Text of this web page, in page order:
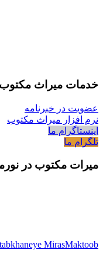
خدمات میراث مکتوب
عضویت در خبرنامه
نرم افزار میراث مکتوب
اینستاگرام ما
تلگرام ما
میرات مکتوب در
MirasMaktoob